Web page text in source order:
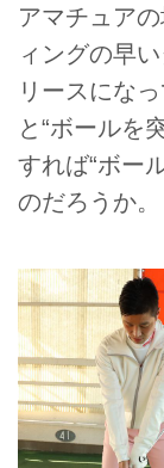
アマチュア
ィングの早
リースにな
と“ボールを
すれば“ボー
のだろうか。